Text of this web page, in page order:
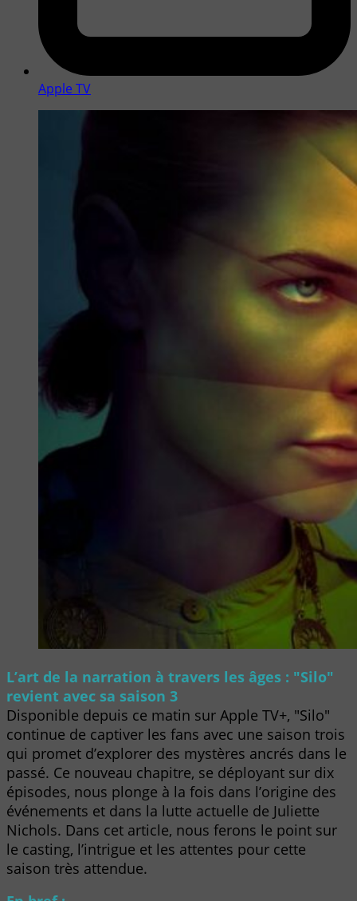
Apple TV
L’art de la narration à travers les âges : "Silo"
revient avec sa saison 3
Disponible depuis ce matin sur Apple TV+, "Silo"
continue de captiver les fans avec une saison trois
qui promet d’explorer des mystères ancrés dans le
passé. Ce nouveau chapitre, se déployant sur dix
épisodes, nous plonge à la fois dans l’origine des
événements et dans la lutte actuelle de Juliette
Nichols. Dans cet article, nous ferons le point sur
le casting, l’intrigue et les attentes pour cette
saison très attendue.